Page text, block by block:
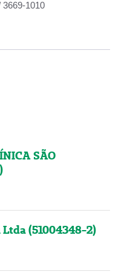
3669-1010
SÃO
(51004348-2)